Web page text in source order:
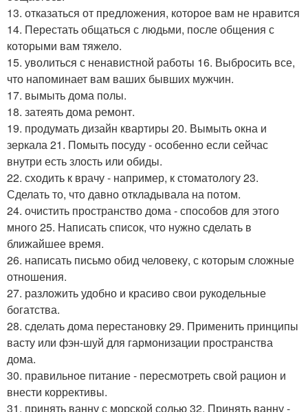
13. отказаться от предложения, которое вам не нравится
14. Перестать общаться с людьми, после общения с
которыми вам тяжело.
15. уволиться с ненавистной работы 16. Выбросить все,
что напоминает вам ваших бывших мужчин.
17. вымыть дома полы.
18. затеять дома ремонт.
19. продумать дизайн квартиры 20. Вымыть окна и
зеркала 21. Помыть посуду - особенно если сейчас
внутри есть злость или обиды.
22. сходить к врачу - например, к стоматологу 23.
Сделать то, что давно откладывала на потом.
24. очистить пространство дома - способов для этого
много 25. Написать список, что нужно сделать в
ближайшее время.
26. написать письмо обид человеку, с которым сложные
отношения.
27. разложить удобно и красиво свои рукодельные
богатства.
28. сделать дома перестановку 29. Применить принципы
васту или фэн-шуй для гармонизации пространства
дома.
30. правильное питание - пересмотреть свой рацион и
внести коррективы.
31. принять ванну с морской солью 32. Принять ванну -